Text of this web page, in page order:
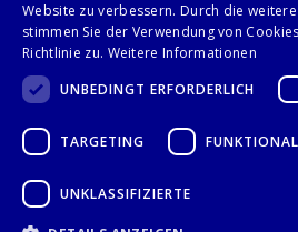
KONTAKT
Stalgast GmbH
28359 Bremen
+49 421 408844-0
Website zu verbessern. Durch die
stimmen Sie der Verwendung von
Richtlinie zu. Weitere Informationen
UNBEDINGT ERFORDERLICH
TARGETING
UNKLASSIFIZIERTE